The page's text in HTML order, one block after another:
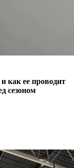
как ее проводит
сезоном